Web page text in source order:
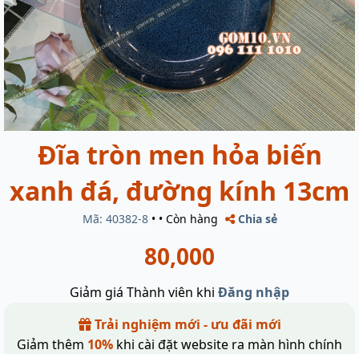
Đĩa tròn men hỏa biến
xanh đá, đường kính 13cm
Mã: 40382-8 • • Còn hàng Chia sẻ
80,000
Giảm giá Thành viên khi Đăng nhập
Trải nghiệm mới - ưu đãi mới
Giảm thêm 10% khi cài đặt website ra màn hình chính